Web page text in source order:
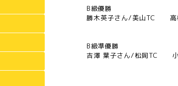
B級優勝
勝木英子さん/美山TC 高
B級準優勝
吉澤 葉子さん/松岡TC 小